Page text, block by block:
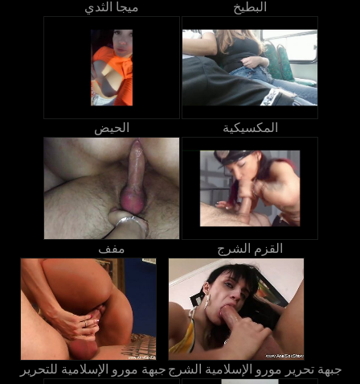
ميجا الثدي البطيخ
الحيض المكسيكية
مفف القزم الشرج
جبهة مورو الإسلامية للتحرير جبهة تحرير مورو الإسلامية الشرج